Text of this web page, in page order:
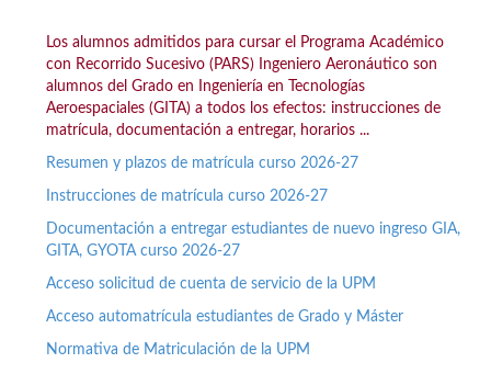
Los alumnos admitidos para cursar el Programa Académico
con Recorrido Sucesivo (PARS) Ingeniero Aeronáutico son
alumnos del Grado en Ingeniería en Tecnologías
Aeroespaciales (GITA) a todos los efectos: instrucciones de
matrícula, documentación a entregar, horarios ...
Resumen y plazos de matrícula curso 2026-27
Instrucciones de matrícula curso 2026-27
Documentación a entregar estudiantes de nuevo ingreso GIA,
GITA, GYOTA curso 2026-27
Acceso solicitud de cuenta de servicio de la UPM
Acceso automatrícula estudiantes de Grado y Máster
Normativa de Matriculación de la UPM